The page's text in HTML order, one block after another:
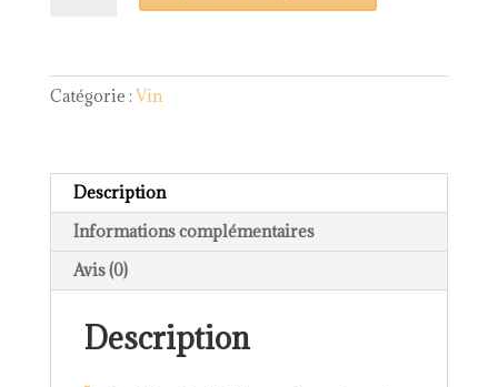
"LE
Bolla
Catégorie : Vin
Description
Informations complémentaires
Avis (0)
Description